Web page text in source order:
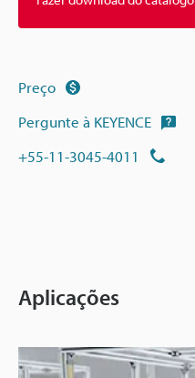
Preço
Pergunte à KEYENCE
+55-11-3045-4011
Aplicações